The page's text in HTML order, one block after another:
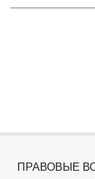
ПРАВОВЫЕ